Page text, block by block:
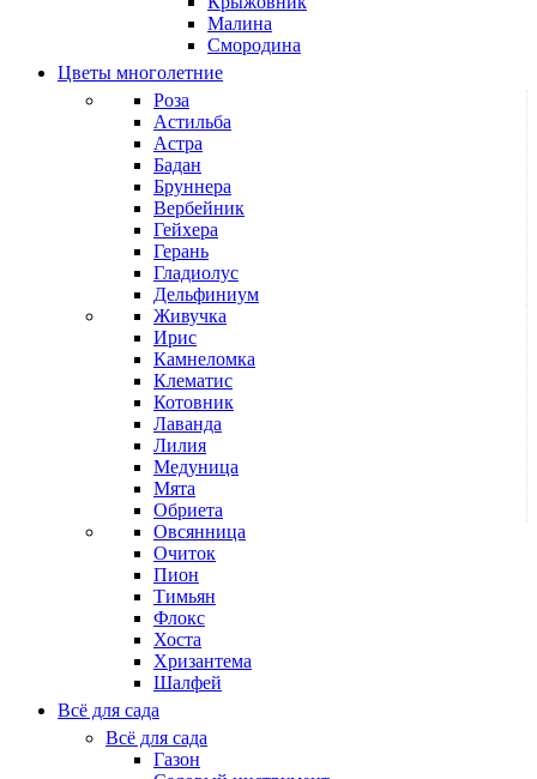
Малина
Смородина
Цветы многолетние
Роза
Астильба
Астра
Бадан
Бруннера
Вербейник
Гейхера
Герань
Гладиолус
Дельфиниум
Живучка
Ирис
Камнеломка
Клематис
Котовник
Лаванда
Лилия
Медуница
Мята
Обриета
Овсянница
Очиток
Пион
Тимьян
Флокс
Хоста
Хризантема
Шалфей
Всё для сада
Всё для сада
Газон